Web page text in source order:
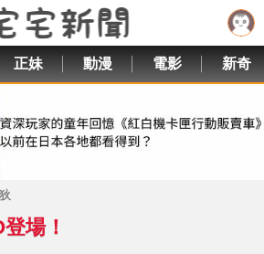
正妹 動漫 電影 新奇
場！